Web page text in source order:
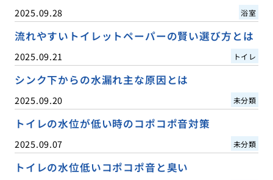
2025.09.28 浴室
流れやすいトイレットペーパーの賢い選び方とは
2025.09.21 トイレ
シンク下からの水漏れ主な原因とは
2025.09.20 未分類
トイレの水位が低い時のコポコポ音対策
2025.09.07 未分類
トイレの水位低いコポコポ音と臭い